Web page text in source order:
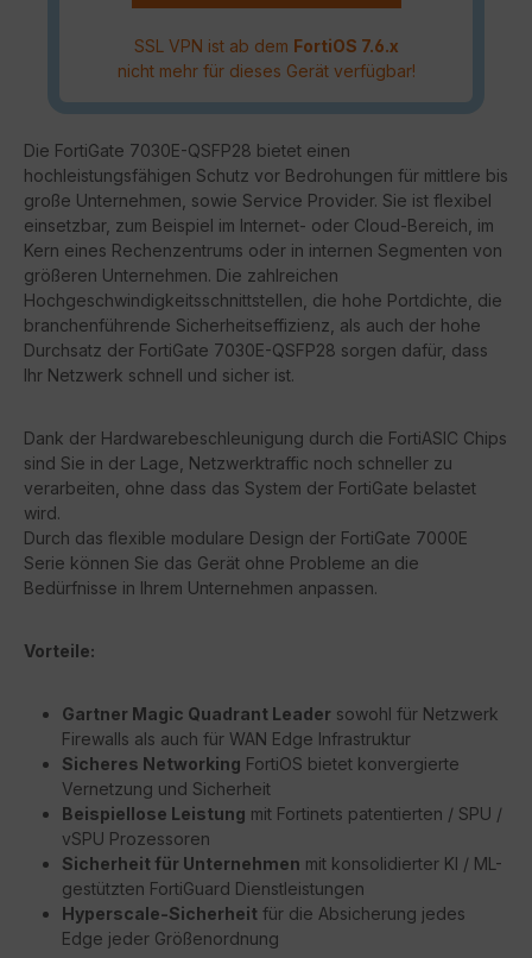
SSL VPN ist ab dem FortiOS 7.6.x
nicht mehr für dieses Gerät verfügbar!
Die FortiGate 7030E-QSFP28 bietet einen
hochleistungsfähigen Schutz vor Bedrohungen für mittlere bis
große Unternehmen, sowie Service Provider. Sie ist flexibel
einsetzbar, zum Beispiel im Internet- oder Cloud-Bereich, im
Kern eines Rechenzentrums oder in internen Segmenten von
größeren Unternehmen. Die zahlreichen
Hochgeschwindigkeitsschnittstellen, die hohe Portdichte, die
branchenführende Sicherheitseffizienz, als auch der hohe
Durchsatz der FortiGate 7030E-QSFP28 sorgen dafür, dass
Ihr Netzwerk schnell und sicher ist.
Dank der Hardwarebeschleunigung durch die FortiASIC Chips
sind Sie in der Lage, Netzwerktraffic noch schneller zu
verarbeiten, ohne dass das System der FortiGate belastet
wird.
Durch das flexible modulare Design der FortiGate 7000E
Serie können Sie das Gerät ohne Probleme an die
Bedürfnisse in Ihrem Unternehmen anpassen.
Vorteile:
Gartner Magic Quadrant Leader sowohl für Netzwerk
Firewalls als auch für WAN Edge Infrastruktur
Sicheres Networking FortiOS bietet konvergierte
Vernetzung und Sicherheit
Beispiellose Leistung mit Fortinets patentierten / SPU /
vSPU Prozessoren
Sicherheit für Unternehmen mit konsolidierter KI / ML-
gestützten FortiGuard Dienstleistungen
Hyperscale-Sicherheit für die Absicherung jedes
Edge jeder Größenordnung